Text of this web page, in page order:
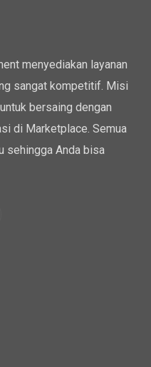
menyediakan layanan
sangat kompetitif. Misi
bersaing dengan
di Marketplace. Semua
sehingga Anda bisa